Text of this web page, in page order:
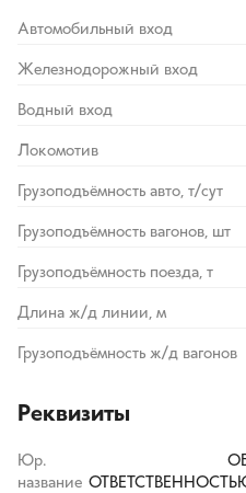
Автомобильный вход
Железнодорожный вход
Водный вход
Локомотив
Грузоподъёмность авто, т/сут
Грузоподъёмность вагонов, шт
Грузоподъёмность поезда, т
Длина ж/д линии, м
Грузоподъёмность ж/д вагонов
Реквизиты
Юр.
название